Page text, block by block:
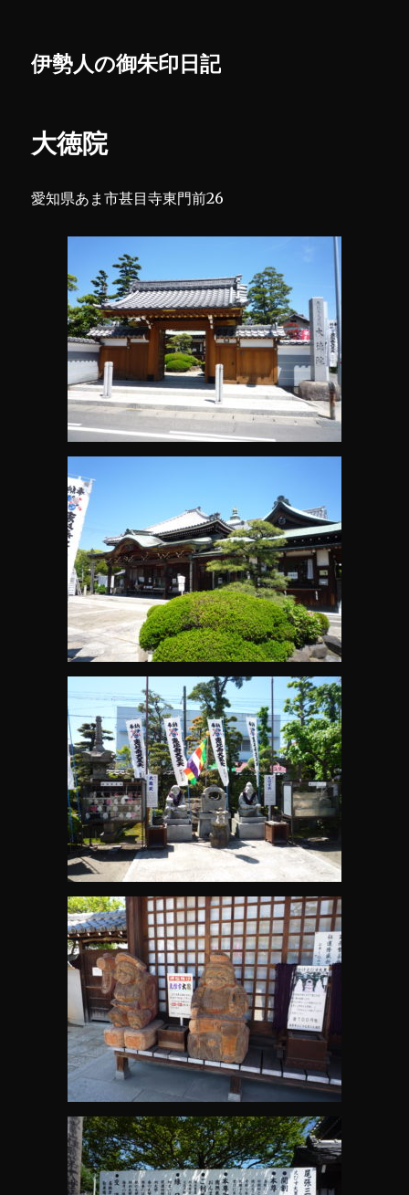
伊勢人の御朱印日記
大徳院
愛知県あま市甚目寺東門前26